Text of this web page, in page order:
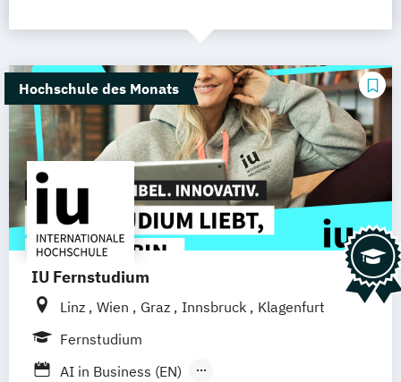
Hochschule des Monats
IU Fernstudium
Linz Wien Graz Innsbruck
Klagenfurt
Fernstudium
AI in Business (EN)